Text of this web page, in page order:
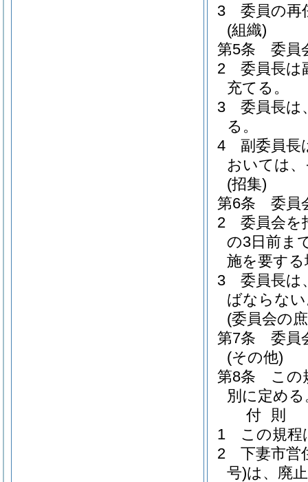
3
委員の再
(組織)
第5条
委員
2
委員長は
充てる。
3
委員長は
る。
4
副委員長
おいては
(招集)
第6条
委員
2
委員会を
の3日前ま
施を要す
3
委員長は
ばならな
(委員会の
第7条
委員
(その他)
第8条
この
別に定める
付 則
1
この規程
2
下妻市営
号)は、廃